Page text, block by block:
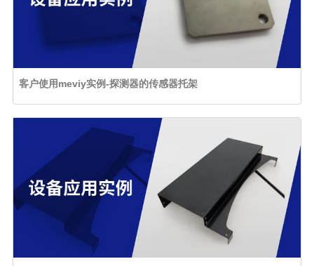
客户使用meviy实例-探测器的传感器托架